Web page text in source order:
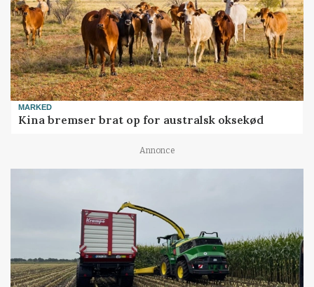
MARKED
Kina bremser brat op for australsk oksekød
Annonce